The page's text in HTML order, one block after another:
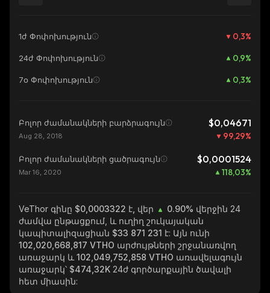
1ժ Փոփոխություն 0,3%
24ժ Փոփոխություն 0,9%
7օ Փոփոխություն 0,3%
Բոլոր ժամանակների բարձրագույն $0,04671
Aug 28, 2018 99,29%
Բոլոր ժամանակների ցածրագույն $0,0001524
Mar 16, 2020 118,03%
VeThor գինը $0,0003322 է, վեր 0.90% վերջին 24
ժամվա ընթացքում, և ուղիղ շուկայական
կապիտալիզացիան $33 871 231 է: Այն ունի
102,020,668,817 VTHO արժույթների շրջանառվող
առաջարկ և 102,049,752,858 VTHO առավելագույն
առաջարկ՝ $474,32K 24ժ գործարքային ծավալի
հետ միասին: